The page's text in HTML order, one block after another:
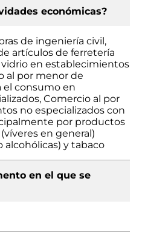
económicas?
de ingeniería civil,
artículos de ferretería
en establecimientos
al por menor de
el consumo en
Comercio al por
no especializados con
por productos
en general)
alcohólicas) y tabaco
en el que se